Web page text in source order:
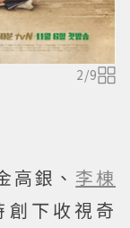
2/9
高銀、 李棟
創下收視奇